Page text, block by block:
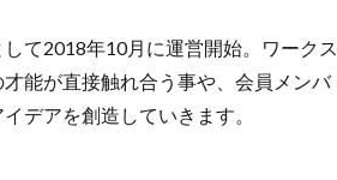
て2018年10月に運営開始。ワークス
能が直接触れ合う事や、会員メンバ
デアを創造していきます。